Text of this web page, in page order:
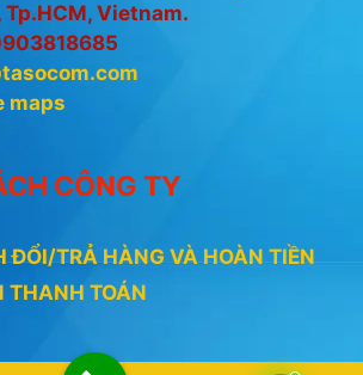
Tp.HCM, Vietnam.
maps
CÔNG TY
ĐỔI/TRẢ HÀNG VÀ HOÀN TIỀN
THANH TOÁN